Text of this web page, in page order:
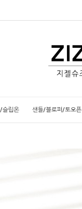
슬립온 샌들/블로퍼/토오픈